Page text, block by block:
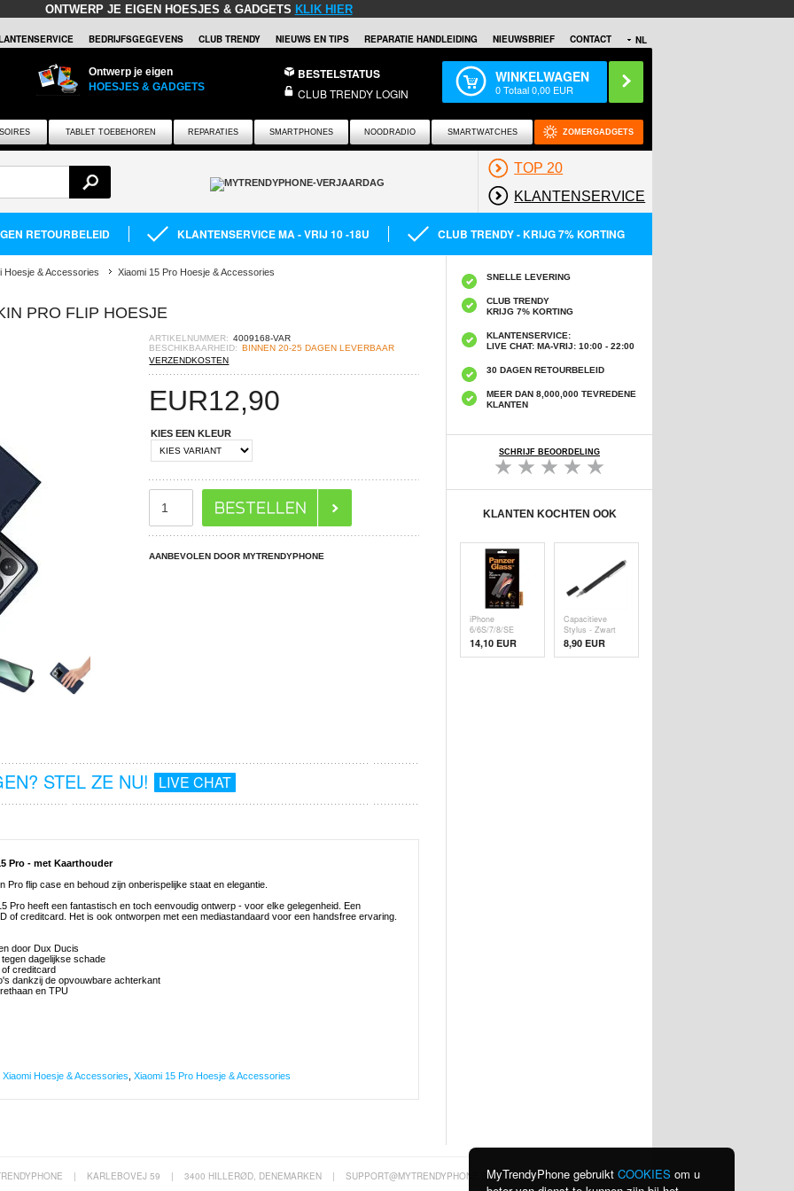
ONTWERP JE EIGEN HOESJES & GADGETS KLIK HIER
NL
BEDRIJFSGEGEVENS CLUB TRENDY NIEUWS EN TIPS REPARATIE HANDLEIDING NIEUWSBRIEF CONTACT
Ontwerp je eigen
HOESJES & GADGETS
BESTELSTATUS
CLUB TRENDY LOGIN
WINKELWAGEN
0Totaal0,00 EUR
TABLET TOEBEHOREN REPARATIES SMARTPHONES NOODRADIO SMARTWATCHES ZOMERGADGETS
TOP 20
KLANTENSERVICE
RETOURBELEID KLANTENSERVICE MA - VRIJ 10 -18U CLUB TRENDY - KRIJG 7% KORTING
Hoesje & Accessories Xiaomi 15 Pro Hoesje & Accessories
PRO FLIP HOESJE
ARTIKELNUMMER: 4009168-VAR
BESCHIKBAARHEID: BINNEN 20-25 DAGEN LEVERBAAR
VERZENDKOSTEN
EUR12,90
KIES EEN KLEUR
AANBEVOLEN DOOR MYTRENDYPHONE
STEL ZE NU! LIVE CHAT
Pro - met Kaarthouder
Pro flip case en behoud zijn onberispelijke staat en elegantie.
Pro heeft een fantastisch en toch eenvoudig ontwerp - voor elke gelegenheid. Een
of creditcard. Het is ook ontworpen met een mediastandaard voor een handsfree ervaring.
door Dux Ducis
dagelijkse schade
creditcard
dankzij de opvouwbare achterkant
en TPU
Xiaomi Hoesje & Accessories Xiaomi 15 Pro Hoesje & Accessories
SNELLE LEVERING
CLUB TRENDY
KRIJG 7% KORTING
KLANTENSERVICE:
LIVE CHAT: MA-VRIJ: 10:00 - 22:00
30 DAGEN RETOURBELEID
MEER DAN 8,000,000 TEVREDENE
KLANTEN
SCHRIJF BEOORDELING
KLANTEN KOCHTEN OOK
iPhone
6/6S/7/8/SE
(2020)/SE (
14,10 EUR
Capacitieve
Stylus - Zwart
8,90 EUR
| KARLEBOVEJ 59 | 3400 HILLERØD, DENEMARKEN | SUPPORT@MYTRENDYPHONE.BEMyTrendyPhone gebruikt COOKIES om u